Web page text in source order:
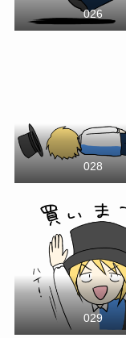
026
028
029